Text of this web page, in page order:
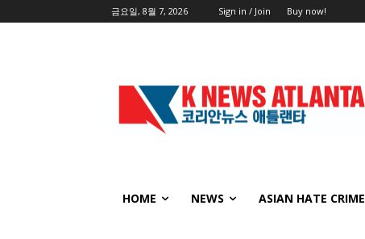
금요일, 8월 7, 2026 Sign in / Join Buy now!
HOME NEWS ASIAN HATE CRIME